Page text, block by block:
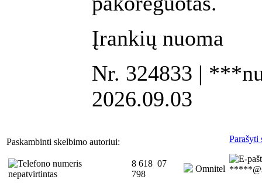
Įrankių nuoma
Nr. 324833 |
2026.09.03
Paskambinti skelbimo autoriui:
8 618 07
798
Omnitel
Parašyti